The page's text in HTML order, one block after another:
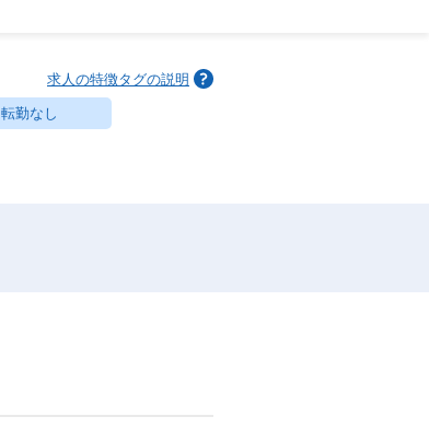
求人の特徴タグの説明
転勤なし